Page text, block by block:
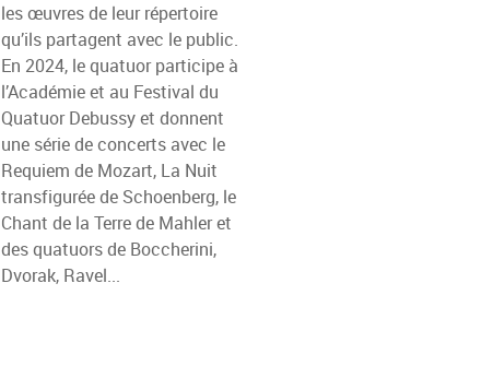
les œuvres de leur répertoire
qu’ils partagent avec le public.
En 2024, le quatuor participe à
l’Académie et au Festival du
Quatuor Debussy et donnent
une série de concerts avec le
Requiem de Mozart, La Nuit
transfigurée de Schoenberg, le
Chant de la Terre de Mahler et
des quatuors de Boccherini,
Dvorak, Ravel...